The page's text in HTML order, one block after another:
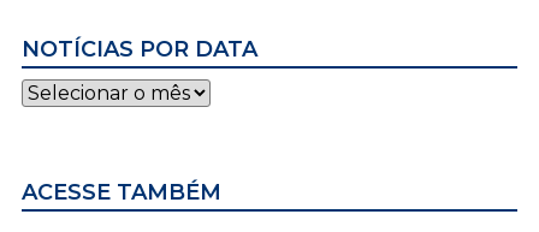
NOTÍCIAS POR DATA
Notícias
por
ACESSE TAMBÉM